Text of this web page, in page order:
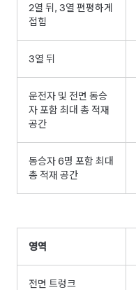
2열 뒤, 3열 편평하게
접힘
3열 뒤
운전자 및 전면 동승
자 포함 최대 총 적재
공간
동승자 6명 포함 최대
총 적재 공간
영역
전면 트렁크